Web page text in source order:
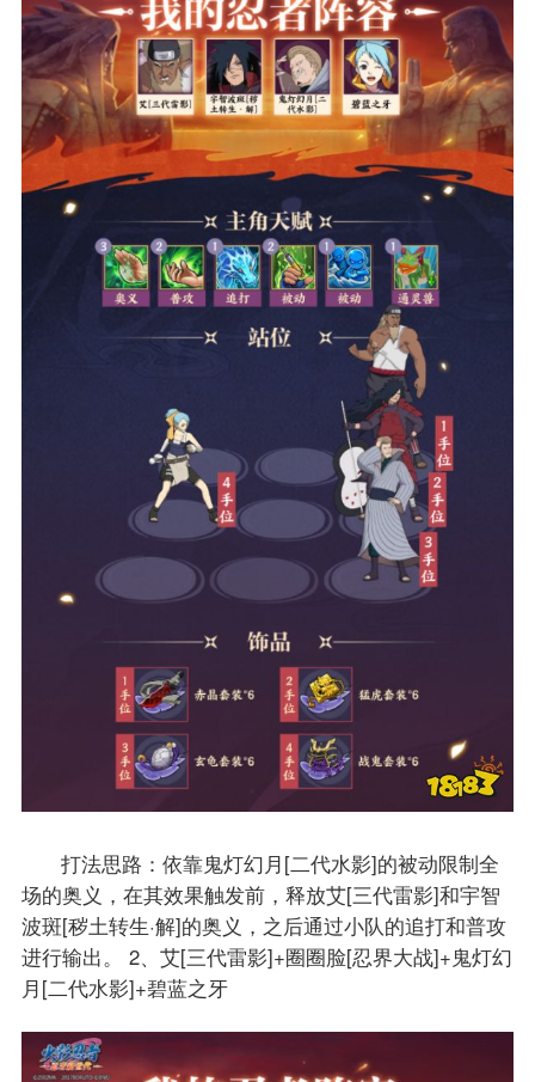
打法思路：依靠鬼灯幻月[二代水影]的被动限制全
场的奥义，在其效果触发前，释放艾[三代雷影]和宇智
波斑[秽土转生·解]的奥义，之后通过小队的追打和普攻
进行输出。 2、艾[三代雷影]+圈圈脸[忍界大战]+鬼灯幻
月[二代水影]+碧蓝之牙